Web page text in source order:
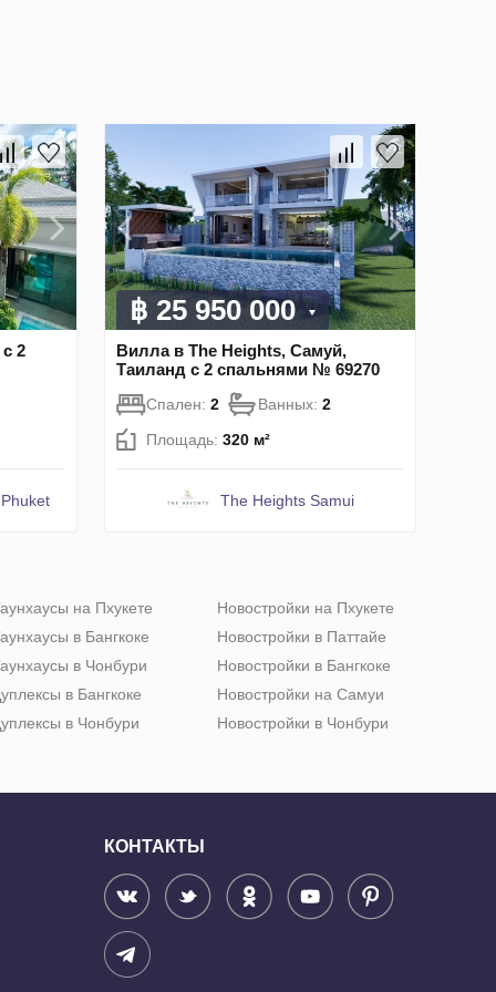
2
฿ 25 950 000
Вилла в The Heights, Самуй,
Таиланд с 2 спальнями № 69270
Спален: 2 Ванных: 2
Площадь: 320 м²
The Heights Samui
на Пхукете
в Бангкоке
в Чонбури
в Бангкоке
в Чонбури
Новостройки на Пхукете
Новостройки в Паттайе
Новостройки в Бангкоке
Новостройки на Самуи
Новостройки в Чонбури
КОНТАКТЫ